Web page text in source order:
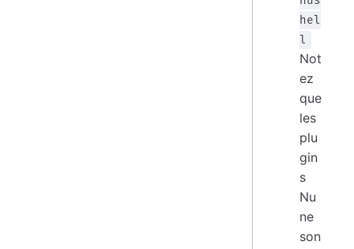
hel
l
Not
ez
que
les
plu
gin
s
Nu
ne
son